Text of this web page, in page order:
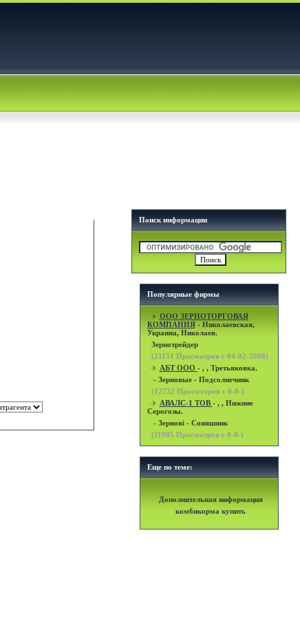
Поиск информации
Популярные фирмы
OOO ЗЕРНОТОРГОВАЯ
КОМПАНИЯ- Николаевская,
Украина, Николаев.
Зернотрейдер
(21151 Просмотров с 04-02-2008)
АБТ ООО - , , Третьяковка.
- Зерновые - Подсолнечник
(12732 Просмотров с 0-0-)
АВАЛС-1 ТОВ - , , Нижние
Серогозы.
- Зернові - Соняшник
(11905 Просмотров с 0-0-)
Еще по теме:
Дополнительная информация
комбикорма купить